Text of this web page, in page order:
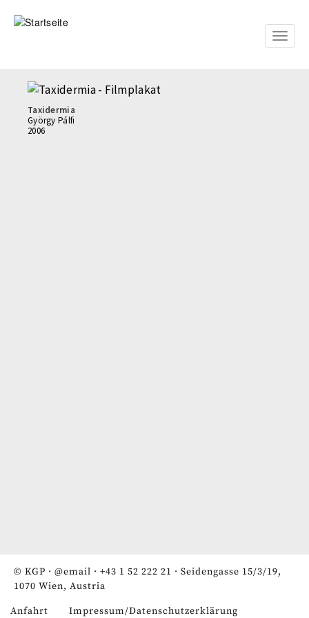
zum
Toggle
Taxidermia
György Pálfi
2006
© KGP · @email · +43 1 52 222 21 · Seidengasse 15/3/19,
1070 Wien, Austria
Anfahrt Impressum/Datenschutzerklärung